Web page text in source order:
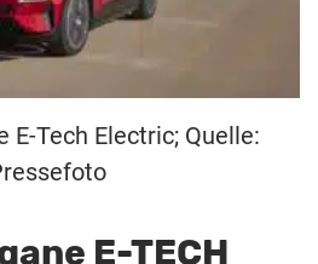
E-Tech Electric; Quelle:
E-TECH